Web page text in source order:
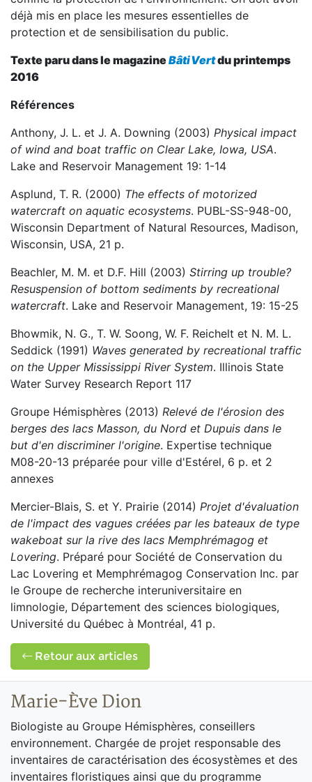
déjà mis en place les mesures essentielles de
protection et de sensibilisation du public.
Texte paru dans le magazineBâtiVertdu printemps
2016
Références
Anthony, J. L. et J. A. Downing (2003) Physical impact
of wind and boat traffic on Clear Lake, Iowa, USA.
Lake and Reservoir Management 19: 1-14
Asplund, T. R. (2000) The effects of motorized
watercraft on aquatic ecosystems. PUBL-SS-948-00,
Wisconsin Department of Natural Resources, Madison,
Wisconsin, USA, 21 p.
Beachler, M. M. et D.F. Hill (2003) Stirring up trouble?
Resuspension of bottom sediments by recreational
watercraft. Lake and Reservoir Management, 19: 15-25
Bhowmik, N. G., T. W. Soong, W. F. Reichelt et N. M. L.
Seddick (1991) Waves generated by recreational traffic
on the Upper Mississippi River System. Illinois State
Water Survey Research Report 117
Groupe Hémisphères (2013) Relevé de l'érosion des
berges des lacs Masson, du Nord et Dupuis dans le
but d'en discriminer l'origine. Expertise technique
M08-20-13 préparée pour ville d'Estérel, 6 p. et 2
annexes
Mercier-Blais, S. et Y. Prairie (2014) Projet d'évaluation
de l'impact des vagues créées par les bateaux de type
wakeboat sur la rive des lacs Memphrémagog et
Lovering. Préparé pour Société de Conservation du
Lac Lovering et Memphrémagog Conservation Inc. par
le Groupe de recherche interuniversitaire en
limnologie, Département des sciences biologiques,
Université du Québec à Montréal, 41 p.
Retour aux articles
Marie-Ève Dion
Biologiste au Groupe Hémisphères, conseillers
environnement. Chargée de projet responsable des
inventaires de caractérisation des écosystèmes et des
inventaires floristiques ainsi que du programme